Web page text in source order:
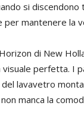
si
per mantenere la
di New
perfetta. I
lavavetro
manca la